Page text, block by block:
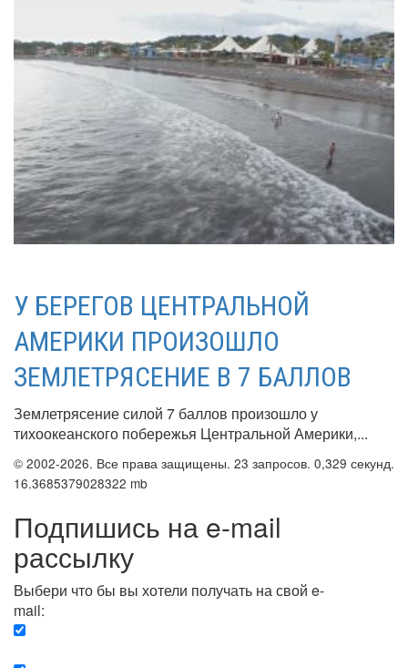
У БЕРЕГОВ ЦЕНТРАЛЬНОЙ
АМЕРИКИ ПРОИЗОШЛО
ЗЕМЛЕТРЯСЕНИЕ В 7 БАЛЛОВ
Землетрясение силой 7 баллов произошло у
тихоокеанского побережья Центральной Америки,...
© 2002-2026. Все права защищены. 23 запросов. 0,329 секунд.
16.3685379028322 mb
Подпишись на e-mail
рассылку
Выбери что бы вы хотели получать на свой e-
mail: